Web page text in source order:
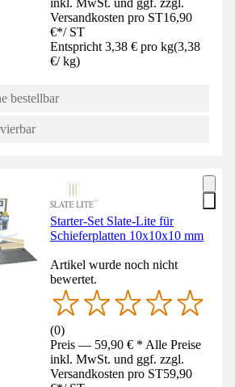
Versandkosten pro ST16,90
€*/ ST
Entspricht 3,38 € pro kg(3,38
€/ kg)
bestellbar
Starter-Set Slate-Lite für
Schieferplatten 10x10x10 mm
Artikel wurde noch nicht
bewertet.
(0)
Preis — 59,90 € * Alle Preise
inkl. MwSt. und ggf. zzgl.
Versandkosten pro ST59,90